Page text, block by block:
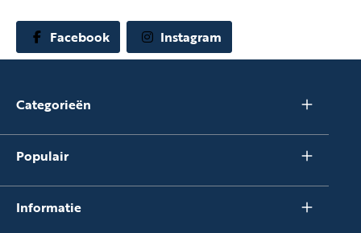
Facebook Instagram
Categorieën
Populair
Informatie